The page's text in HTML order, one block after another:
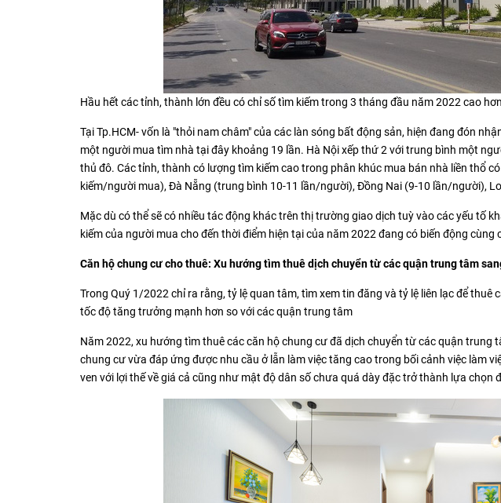
Hầu hết các tỉnh, thành lớn đều có chỉ số tìm kiếm trong 3 tháng đầu năm 2022 cao
Tại Tp.HCM- vốn là "thỏi nam châm" của các làn sóng bất động sản, hiện đang đón
một người mua tìm nhà tại đây khoảng 19 lần. Hà Nội xếp thứ 2 với trung bình một
thủ đô. Các tỉnh, thành có lượng tìm kiếm cao trong phân khúc mua bán nhà liền thổ
kiếm/người mua), Đà Nẵng (trung bình 10-11 lần/người), Đồng Nai (9-10 lần/người),
Mặc dù có thể sẽ có nhiều tác động khác trên thị trường giao dịch tuỳ vào các yếu tố
kiếm của người mua cho đến thời điểm hiện tại của năm 2022 đang có biến động cùng
Căn hộ chung cư cho thuê: Xu hướng tìm thuê dịch chuyển từ các quận trung tâm
Trong Quý 1/2022 chỉ ra rằng, tỷ lệ quan tâm, tìm xem tin đăng và tỷ lệ liên lạc để thuê
tốc độ tăng trưởng mạnh hơn so với các quận trung tâm
Năm 2022, xu hướng tìm thuê các căn hộ chung cư đã dịch chuyển từ các quận trung
chung cư vừa đáp ứng được nhu cầu ở lẫn làm việc tăng cao trong bối cảnh việc làm
ven với lợi thế về giá cả cũng như mật độ dân số chưa quá dày đặc trở thành lựa chọn